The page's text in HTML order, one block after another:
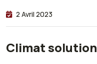
2 Avril 2023
Climat solution